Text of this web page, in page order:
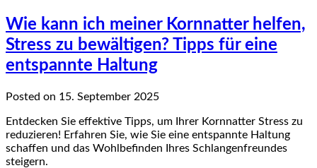
Wie kann ich meiner Kornnatter helfen,
Stress zu bewältigen? Tipps für eine
entspannte Haltung
Posted on 15. September 2025
Entdecken Sie effektive Tipps, um Ihrer Kornnatter Stress zu
reduzieren! Erfahren Sie, wie Sie eine entspannte Haltung
schaffen und das Wohlbefinden Ihres Schlangenfreundes
steigern.